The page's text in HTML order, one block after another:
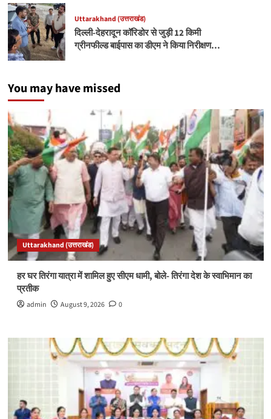
Uttarakhand (उत्तराखंड)
दिल्ली-देहरादून कॉरिडोर से जुड़ी 12 किमी
ग्रीनफील्ड बाईपास का डीएम ने किया निरीक्षण…
You may have missed
Uttarakhand (उत्तराखंड)
हर घर तिरंगा यात्रा में शामिल हुए सीएम धामी, बोले- तिरंगा देश के स्वाभिमान का
प्रतीक
admin August 9, 2026 0